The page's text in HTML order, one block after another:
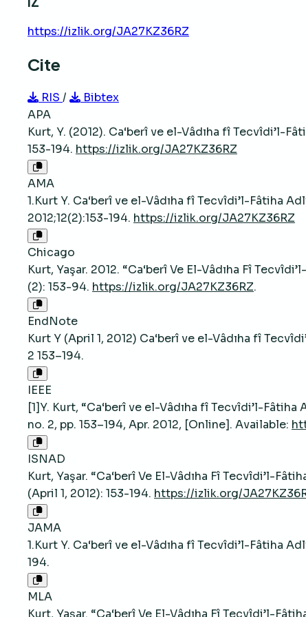
https://izlik.org/JA27KZ36RZ
Cite
RIS /
Bibtex
APA
Kurt, Y. (2012). Ca‘berî ve el-Vâdıha fî Tecvîdi’l-
153-194. https://izlik.org/JA27KZ36RZ
AMA
1.Kurt Y. Ca‘berî ve el-Vâdıha fî Tecvîdi’l-Fâtiha
2012;12(2):153-194. https://izlik.org/JA27KZ36RZ
Chicago
Kurt, Yaşar. 2012. “Ca‘berî Ve El-Vâdıha Fî
(2): 153-94. https://izlik.org/JA27KZ36RZ.
EndNote
Kurt Y (April 1, 2012) Ca‘berî ve el-Vâdıha fî
2 153–194.
IEEE
[1]Y. Kurt, “Ca‘berî ve el-Vâdıha fî Tecvîdi’l-Fâtiha
no. 2, pp. 153–194, Apr. 2012, [Online]. Available:
ISNAD
Kurt, Yaşar. “Ca‘berî Ve El-Vâdıha Fî Tecvîdi’l-
(April 1, 2012): 153-194. https://izlik.org/
JAMA
1.Kurt Y. Ca‘berî ve el-Vâdıha fî Tecvîdi’l-Fâtiha
194.
MLA
Kurt, Yaşar. “Ca‘berî Ve El-Vâdıha Fî Tecvîdi’l-